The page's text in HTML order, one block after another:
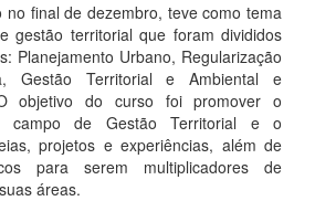
no final de dezembro, teve como tema
gestão territorial que foram divididos
Planejamento Urbano, Regularização
Gestão Territorial e Ambiental e
objetivo do curso foi promover o
campo de Gestão Territorial e o
projetos e experiências, além de
para serem multiplicadores de
áreas.